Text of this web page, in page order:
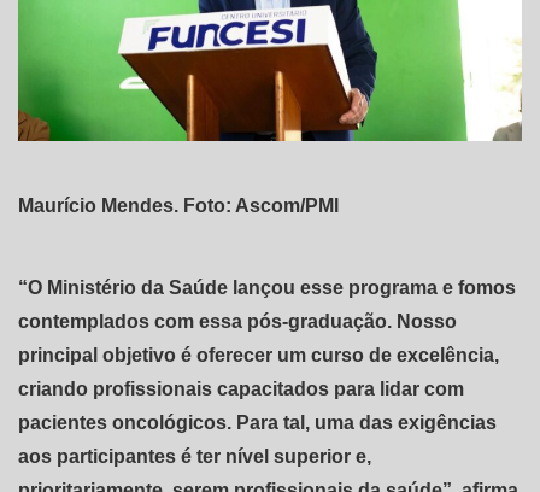
Maurício Mendes. Foto: Ascom/PMI
“O Ministério da Saúde lançou esse programa e fomos
contemplados com essa pós-graduação. Nosso
principal objetivo é oferecer um curso de excelência,
criando profissionais capacitados para lidar com
pacientes oncológicos. Para tal, uma das exigências
aos participantes é ter nível superior e,